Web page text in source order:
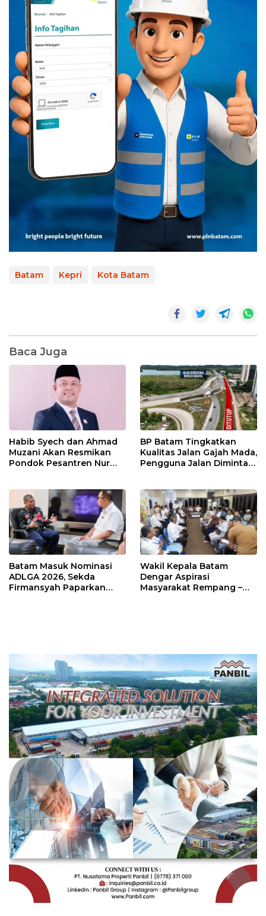
Batam Kepri Kota Batam
Baca Juga
Habib Syech dan Ahmad
Muzani Akan Resmikan
Pondok Pesantren Nur
BP Batam Tingkatkan
Kualitas Jalan Gajah Mada,
Pengguna Jalan Diminta
Batam Masuk Nominasi
ADLGA 2026, Sekda
Firmansyah Paparkan
Wakil Kepala Batam
Dengar Aspirasi
Masyarakat Rempang –